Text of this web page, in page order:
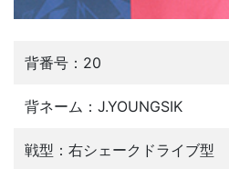
背番号：20
背ネーム：J.YOUNGSIK
戦型：右シェークドライブ型